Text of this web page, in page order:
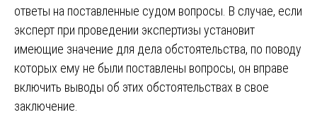
ответы на поставленные судом вопросы. В случае, если
эксперт при проведении экспертизы установит
имеющие значение для дела обстоятельства, по поводу
которых ему не были поставлены вопросы, он вправе
включить выводы об этих обстоятельствах в свое
заключение.